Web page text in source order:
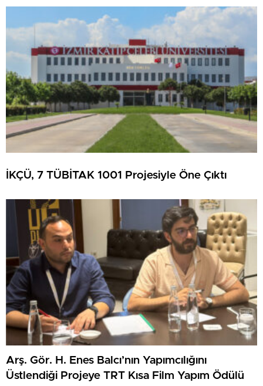
İKÇÜ, 7 TÜBİTAK 1001 Projesiyle Öne Çıktı
Arş. Gör. H. Enes Balcı’nın Yapımcılığını
Üstlendiği Projeye TRT Kısa Film Yapım Ödülü